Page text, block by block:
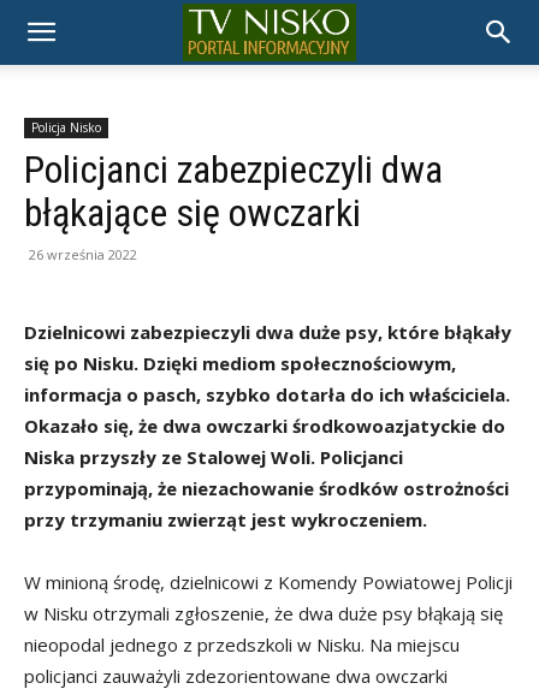
TELEWIZJA
NISKO
Policja Nisko
Policjanci zabezpieczyli dwa
błąkające się owczarki
26 września 2022
Dzielnicowi zabezpieczyli dwa duże psy, które błąkały
się po Nisku. Dzięki mediom społecznościowym,
informacja o pasch, szybko dotarła do ich właściciela.
Okazało się, że dwa owczarki środkowoazjatyckie do
Niska przyszły ze Stalowej Woli. Policjanci
przypominają, że niezachowanie środków ostrożności
przy trzymaniu zwierząt jest wykroczeniem.
W minioną środę, dzielnicowi z Komendy Powiatowej Policji
w Nisku otrzymali zgłoszenie, że dwa duże psy błąkają się
nieopodal jednego z przedszkoli w Nisku. Na miejscu
policjanci zauważyli zdezorientowane dwa owczarki